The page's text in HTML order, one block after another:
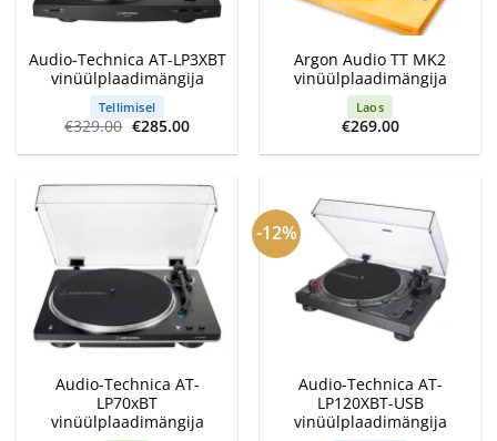
Audio-Technica AT-LP3XBT
vinüülplaadimängija
Tellimisel
€329.00 Algne
hind
oli:
€285.00Current
is:
Argon Audio TT MK2
vinüülplaadimängija
Laos
€269.00
Audio-Technica AT-
LP70xBT
vinüülplaadimängija
-12%
Audio-Technica AT-
LP120XBT-USB
vinüülplaadimängija